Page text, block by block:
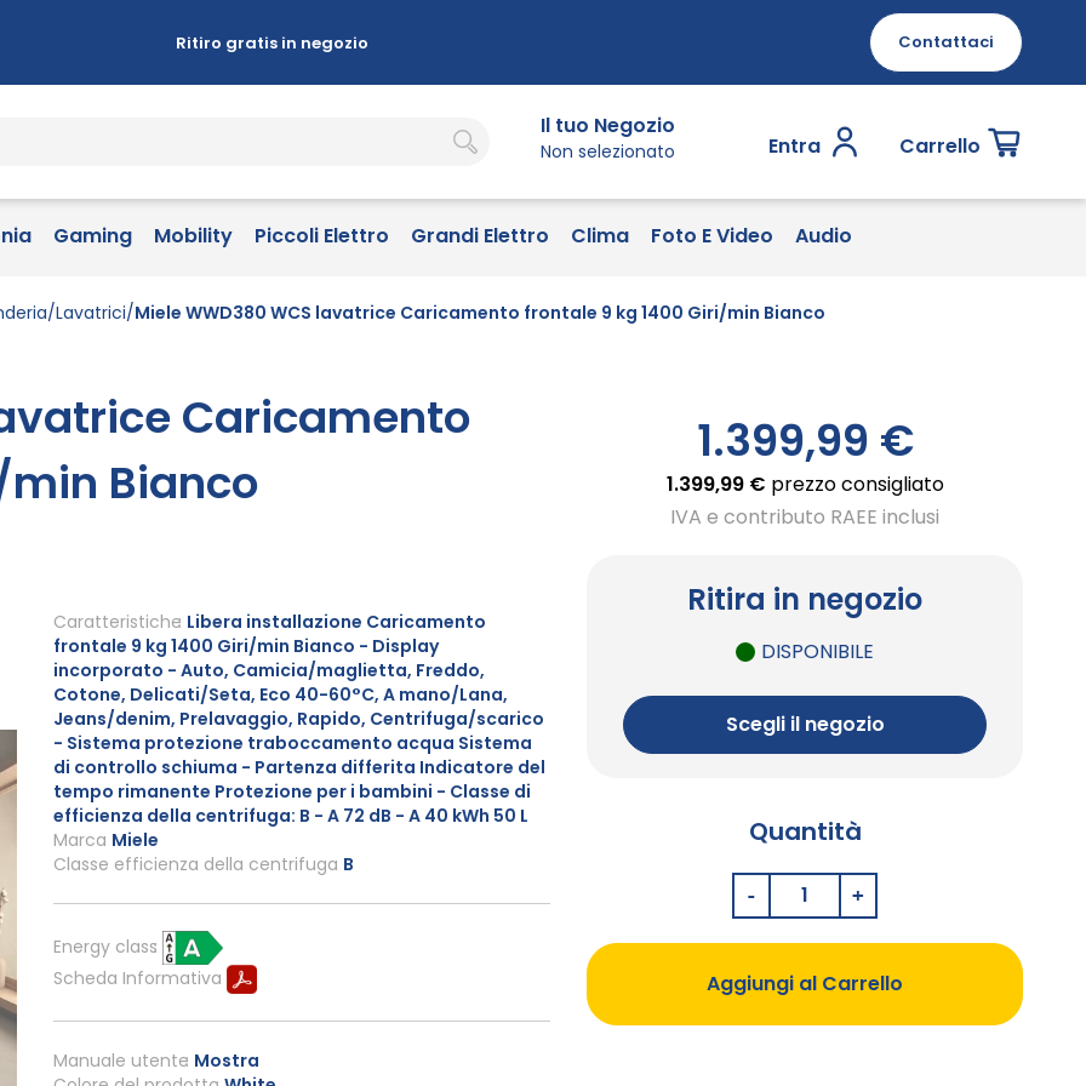
Ritiro gratis in negozio Contattaci
Il tuo Negozio
Non selezionato Entra Carrello
Gaming Mobility Piccoli Elettro Grandi Elettro Clima Foto E Video Audio
Lavatrici Miele WWD380 WCS lavatrice Caricamento frontale 9 kg 1400 Giri/min Bianco
Caricamento
Bianco
1.399,99 €
1.399,99 € prezzo consigliato
IVA e contributo RAEE inclusi
Ritira in negozio
DISPONIBILE
Scegli il negozio
Quantità
Aggiungi al Carrello
Marca Miele
Manuale utente Mostra
Caratteristiche Libera installazione Caricamento
frontale 9 kg 1400 Giri/min Bianco - Display
incorporato - Auto, Camicia/maglietta, Freddo,
Cotone, Delicati/Seta, Eco 40-60°C, A mano/Lana,
Jeans/denim, Prelavaggio, Rapido, Centrifuga/scarico
- Sistema protezione traboccamento acqua Sistema
di controllo schiuma - Partenza differita Indicatore del
tempo rimanente Protezione per i bambini - Classe di
efficienza della centrifuga: B - A 72 dB - A 40 kWh 50 L
Energy class
Scheda Informativa
Classe efficienza della centrifuga B